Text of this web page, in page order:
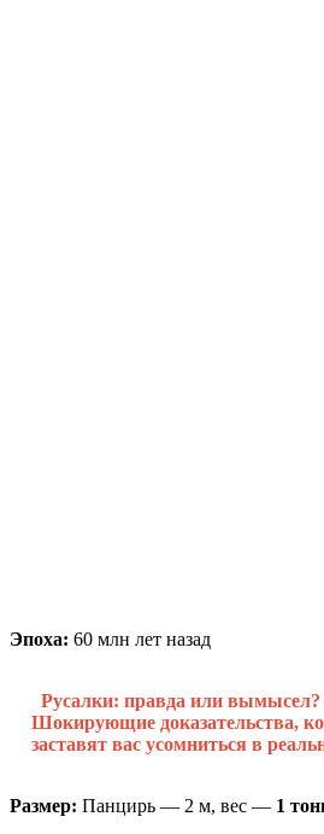
Эпоха: 60 млн лет назад
Русалки: правда или вымысел?
Шокирующие доказательства,
заставят вас усомниться в
Размер: Панцирь — 2 м, вес — 1